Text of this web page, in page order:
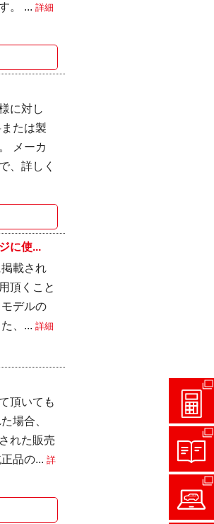
。 ... 詳細
に対し
たは製
メーカ
、詳しく
に使...
載され
頂くこと
デルの
、... 詳細
頂いても
場合、
れた販売
品の... 詳